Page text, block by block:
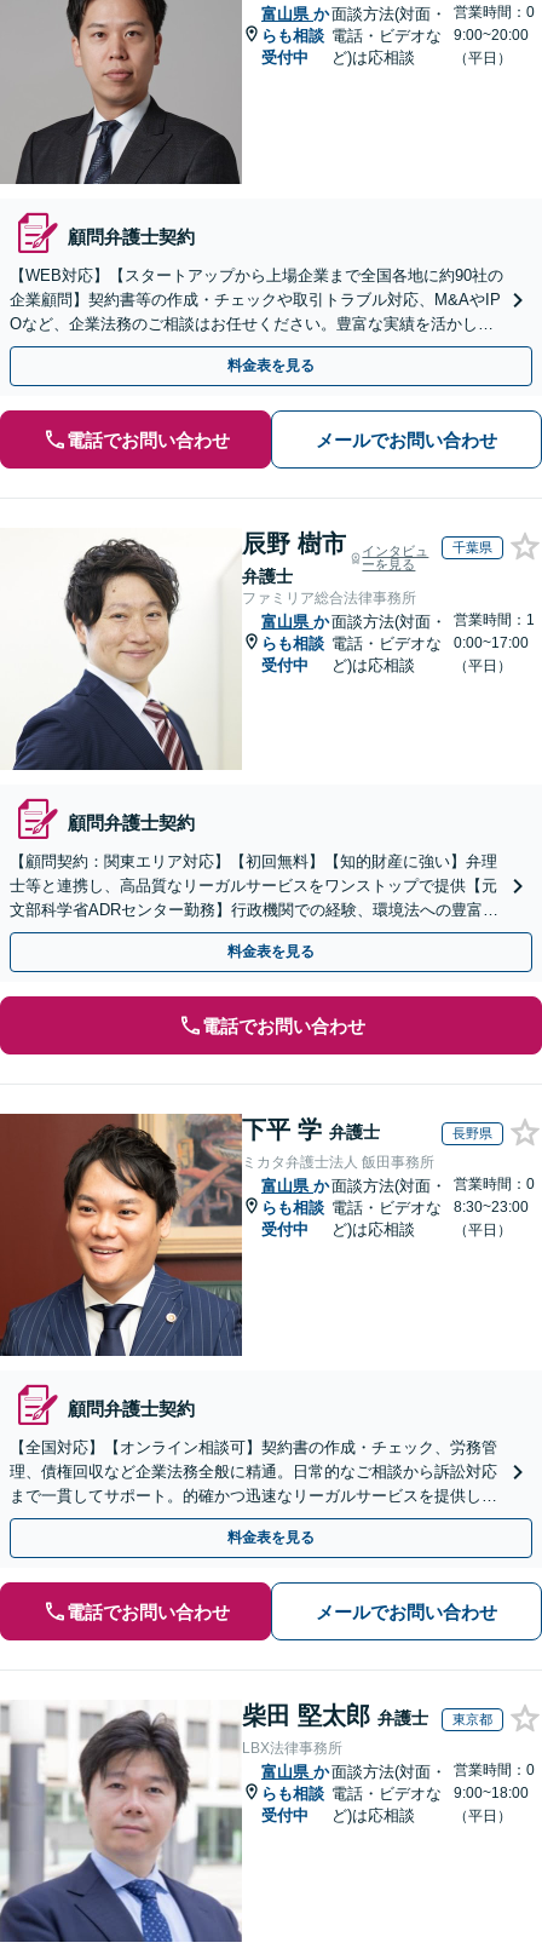
富山県 か
らも相談
受付中
面談方法(対面・
電話・ビデオな
ど)は応相談
営業時間：0
9:00~20:00
（平日）
顧問弁護士契約
【WEB対応】【スタートアップから上場企業まで全国各地に約90社の
企業顧問】契約書等の作成・チェックや取引トラブル対応、M&AやIP
Oなど、企業法務のご相談はお任せください。豊富な実績を活かし的
確に対応を進めてまいります。
料金表を見る
電話でお問い合わせ メールでお問い合わせ
辰野 樹市
弁護士
インタビュ
ーを見る
千葉県
ファミリア総合法律事務所
富山県 か
らも相談
受付中
面談方法(対面・
電話・ビデオな
ど)は応相談
営業時間：1
0:00~17:00
（平日）
顧問弁護士契約
【顧問契約：関東エリア対応】【初回無料】【知的財産に強い】弁理
士等と連携し、高品質なリーガルサービスをワンストップで提供【元
文部科学省ADRセンター勤務】行政機関での経験、環境法への豊富な
知識を活かし、事業者さまの抱える問題を解決へ導きます
料金表を見る
電話でお問い合わせ
下平 学 弁護士 長野県
ミカタ弁護士法人 飯田事務所
富山県 か
らも相談
受付中
面談方法(対面・
電話・ビデオな
ど)は応相談
営業時間：0
8:30~23:00
（平日）
顧問弁護士契約
【全国対応】【オンライン相談可】契約書の作成・チェック、労務管
理、債権回収など企業法務全般に精通。日常的なご相談から訴訟対応
まで一貫してサポート。的確かつ迅速なリーガルサービスを提供しま
す。【初回相談無料】【休日・夜間相談可】
料金表を見る
電話でお問い合わせ メールでお問い合わせ
柴田 堅太郎 弁護士 東京都
LBX法律事務所
富山県 か
らも相談
受付中
面談方法(対面・
電話・ビデオな
ど)は応相談
営業時間：0
9:00~18:00
（平日）